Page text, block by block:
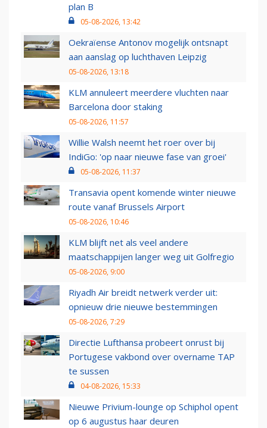
plan B
05-08-2026, 13:42
Oekraïense Antonov mogelijk ontsnapt
aan aanslag op luchthaven Leipzig
05-08-2026, 13:18
KLM annuleert meerdere vluchten naar
Barcelona door staking
05-08-2026, 11:57
Willie Walsh neemt het roer over bij
IndiGo: 'op naar nieuwe fase van groei'
05-08-2026, 11:37
Transavia opent komende winter nieuwe
route vanaf Brussels Airport
05-08-2026, 10:46
KLM blijft net als veel andere
maatschappijen langer weg uit Golfregio
05-08-2026, 9:00
Riyadh Air breidt netwerk verder uit:
opnieuw drie nieuwe bestemmingen
05-08-2026, 7:29
Directie Lufthansa probeert onrust bij
Portugese vakbond over overname TAP
te sussen
04-08-2026, 15:33
Nieuwe Privium-lounge op Schiphol opent
op 6 augustus haar deuren